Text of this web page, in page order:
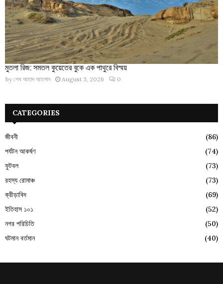
মুতলা রিজ: সমতল কুয়েতের বুকে এক পাথুরে বিস্ময়
by শেখ আহাদ আহসান August 3, 2026 0
CATEGORIES
জীবনী
(86)
পর্যটন আকর্ষণ
(74)
ফুটবল
(73)
রহস্য রোমাঞ্চ
(73)
ক্রীড়াবিদ
(69)
ইতিহাস ১০১
(52)
নগর পরিচিতি
(50)
ঘটমান বর্তমান
(40)